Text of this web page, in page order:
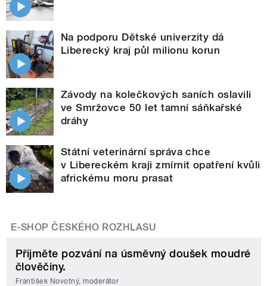
Na podporu Dětské univerzity dá
Liberecký kraj půl milionu korun
Závody na kolečkových saních oslavili
ve Smržovce 50 let tamní sáňkařské
dráhy
Státní veterinární správa chce
v Libereckém kraji zmírnit opatření kvůli
africkému moru prasat
E-SHOP ČESKÉHO ROZHLASU
Přijměte pozvání na úsměvný doušek moudré
člověčiny.
František Novotný, moderátor